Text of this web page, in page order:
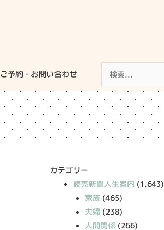
ご予約・お問い合わせ
索
対
象:
カテゴリー
読売新聞人生案内 (1,643)
家族 (465)
夫婦(238)
人間関係(266)